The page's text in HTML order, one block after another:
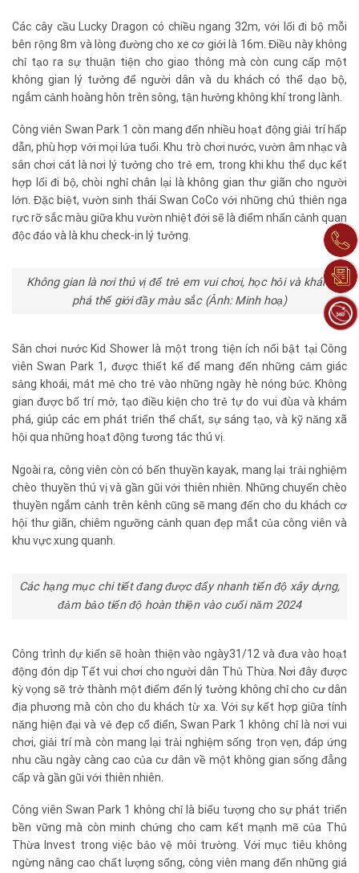
Các cây cầu Lucky Dragon có chiều ngang 32m, với lối đi bộ mỗi
bên rộng 8m và lòng đường cho xe cơ giới là 16m. Điều này không
chỉ tạo ra sự thuận tiện cho giao thông mà còn cung cấp một
không gian lý tưởng để người dân và du khách có thể dạo bộ,
ngắm cảnh hoàng hôn trên sông, tận hưởng không khí trong lành.
Công viên Swan Park 1 còn mang đến nhiều hoạt động giải trí hấp
dẫn, phù hợp với mọi lứa tuổi. Khu trò chơi nước, vườn âm nhạc và
sân chơi cát là nơi lý tưởng cho trẻ em, trong khi khu thể dục kết
hợp lối đi bộ, chòi nghỉ chân lại là không gian thư giãn cho người
lớn. Đặc biệt, vườn sinh thái Swan CoCo với những chú thiên nga
rực rỡ sắc màu giữa khu vườn nhiệt đới sẽ là điểm nhấn cảnh quan
độc đáo và là khu check-in lý tưởng.
Không gian là nơi thú vị để trẻ em vui chơi, học hỏi và khám
phá thế giới đầy màu sắc (Ảnh: Minh hoạ)
Sân chơi nước Kid Shower là một trong tiện ích nổi bật tại Công
viên Swan Park 1, được thiết kế để mang đến những cảm giác
sảng khoái, mát mẻ cho trẻ vào những ngày hè nóng bức. Không
gian được bố trí mở, tạo điều kiện cho trẻ tự do vui đùa và khám
phá, giúp các em phát triển thể chất, sự sáng tạo, và kỹ năng xã
hội qua những hoạt động tương tác thú vị.
Ngoài ra, công viên còn có bến thuyền kayak, mang lại trải nghiệm
chèo thuyền thú vị và gần gũi với thiên nhiên. Những chuyến chèo
thuyền ngắm cảnh trên kênh cũng sẽ mang đến cho du khách cơ
hội thư giãn, chiêm ngưỡng cảnh quan đẹp mắt của công viên và
khu vực xung quanh.
Các hạng mục chi tiết đang được đẩy nhanh tiến độ xây dựng,
đảm bảo tiến độ hoàn thiện vào cuối năm 2024
Công trình dự kiến sẽ hoàn thiện vào ngày31/12 và đưa vào hoạt
động đón dịp Tết vui chơi cho người dân Thủ Thừa. Nơi đây được
kỳ vọng sẽ trở thành một điểm đến lý tưởng không chỉ cho cư dân
địa phương mà còn cho du khách từ xa. Với sự kết hợp giữa tính
năng hiện đại và vẻ đẹp cổ điển, Swan Park 1 không chỉ là nơi vui
chơi, giải trí mà còn mang lại trải nghiệm sống trọn vẹn, đáp ứng
nhu cầu ngày càng cao của cư dân về một không gian sống đẳng
cấp và gần gũi với thiên nhiên.
Công viên Swan Park 1 không chỉ là biểu tượng cho sự phát triển
bền vững mà còn minh chứng cho cam kết mạnh mẽ của Thủ
Thừa Invest trong việc bảo vệ môi trường. Với mục tiêu không
ngừng nâng cao chất lượng sống, công viên mang đến những giá